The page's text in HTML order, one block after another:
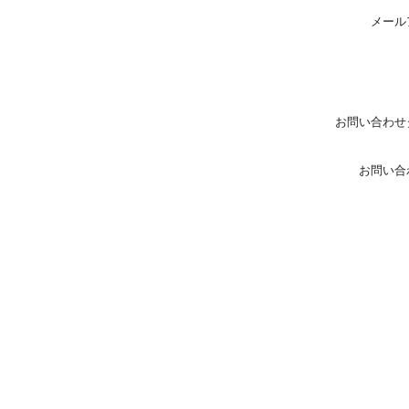
メー
お問い合わ
お問い